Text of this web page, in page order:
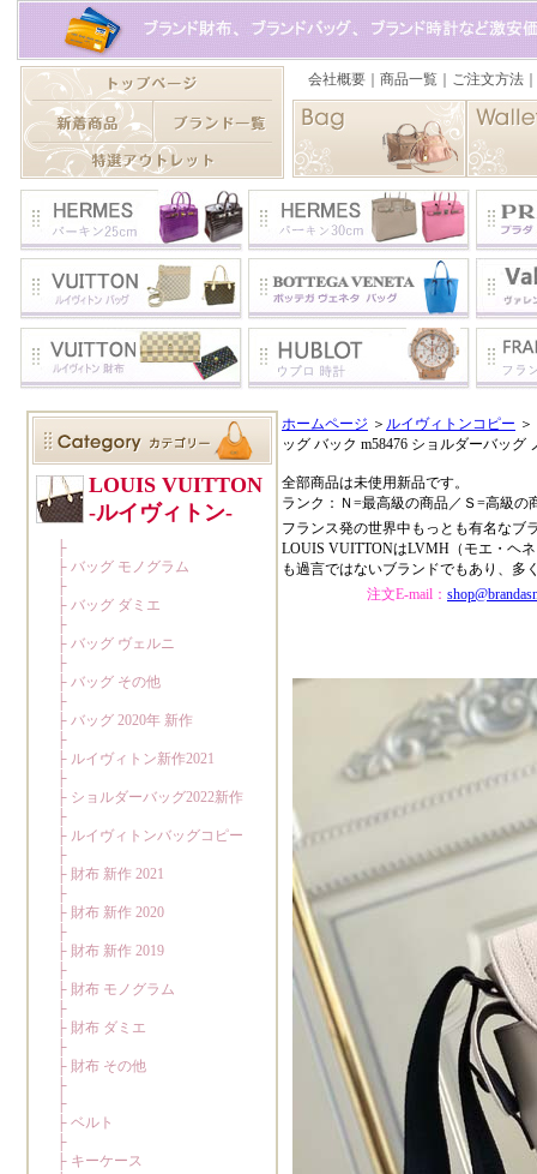
ホームページ ＞ ルイヴィトンコピー ＞
ッグ バック m58476 ショルダーバッグ
全部商品は未使用新品です。
ランク：Ｎ=最高級の商品／Ｓ=高級の
フランス発の世界中もっとも有名なブ
LOUIS VUITTONはLVMH（モエ・ヘ
も過言ではないブランドでもあり、多
注文E-mail：